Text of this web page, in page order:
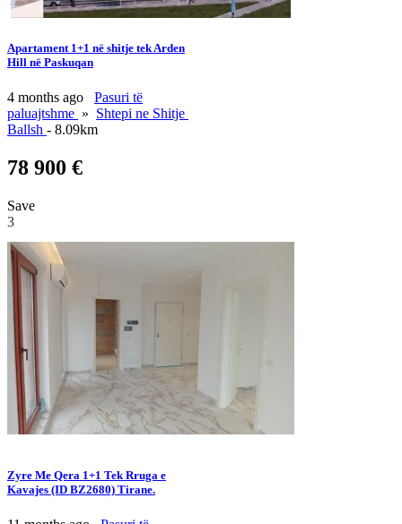
Apartament 1+1 në shitje tek Arden
Hill në Paskuqan
4 months ago
Pasuri të
paluajtshme » Shtepi ne Shitje
Ballsh - 8.09km
78 900 €
Save
3
Zyre Me Qera 1+1 Tek Rruga e
Kavajes (ID BZ2680) Tirane.